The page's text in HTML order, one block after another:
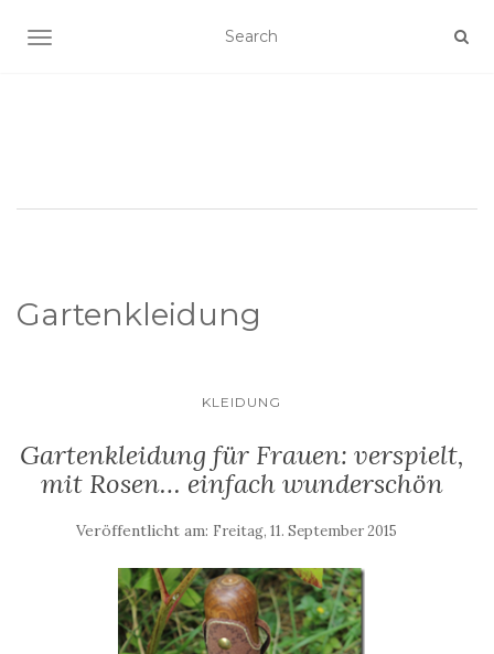
SCHALTE NAVIGATION
Gartenkleidung
KLEIDUNG
Gartenkleidung für Frauen: verspielt,
mit Rosen… einfach wunderschön
Veröffentlicht am: Freitag, 11. September 2015